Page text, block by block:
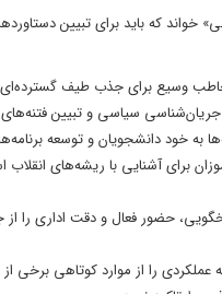
خواند که باید برای تبیین
وسیع برای جذب طیف گسترده‌ای
جریان‌شناسی سیاسی و تبیین
به خود دانشجویان و توسعه
برای آشنایی با ریشه‌های انقلاب
حضور فعال و دقت اداری را
را از موارد کوتاهی برخی از